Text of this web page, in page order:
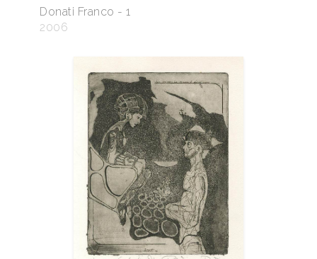
Donati Franco - 1
2006